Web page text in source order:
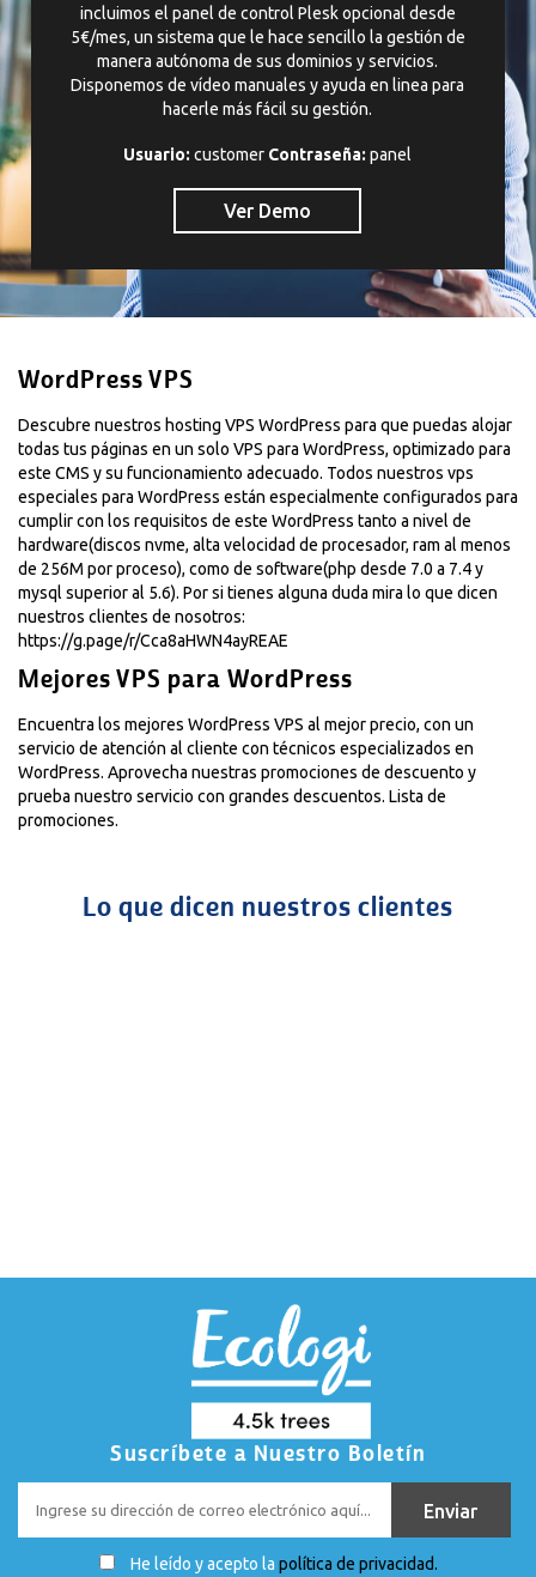
incluimos el panel de control Plesk opcional desde
5€/mes, un sistema que le hace sencillo la gestión de
manera autónoma de sus dominios y servicios.
Disponemos de vídeo manuales y ayuda en linea para
hacerle más fácil su gestión.
Usuario: customer Contraseña: panel
Ver Demo
WordPress VPS
Descubre nuestros hosting VPS WordPress para que puedas alojar
todas tus páginas en un solo VPS para WordPress, optimizado para
este CMS y su funcionamiento adecuado. Todos nuestros vps
especiales para WordPress están especialmente configurados para
cumplir con los requisitos de este WordPress tanto a nivel de
hardware(discos nvme, alta velocidad de procesador, ram al menos
de 256M por proceso), como de software(php desde 7.0 a 7.4 y
mysql superior al 5.6). Por si tienes alguna duda mira lo que dicen
nuestros clientes de nosotros:
https://g.page/r/Cca8aHWN4ayREAE
Mejores VPS para WordPress
Encuentra los mejores WordPress VPS al mejor precio, con un
servicio de atención al cliente con técnicos especializados en
WordPress. Aprovecha nuestras promociones de descuento y
prueba nuestro servicio con grandes descuentos. Lista de
promociones.
Lo que dicen nuestros clientes
Suscríbete a Nuestro Boletín
He leído y acepto la política de privacidad.